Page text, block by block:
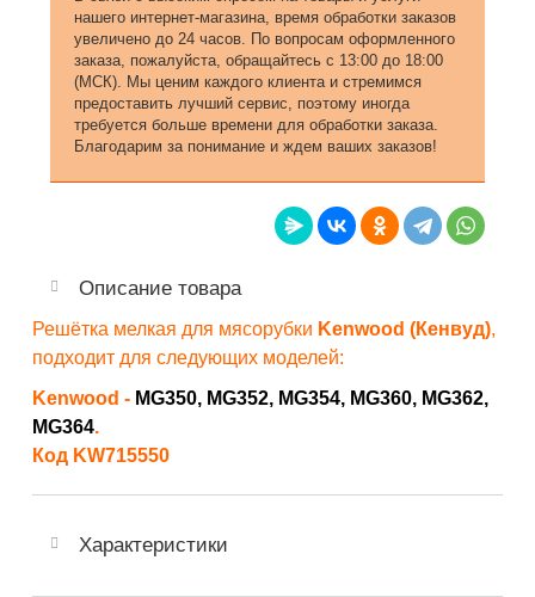
нашего интернет-магазина, время обработки заказов
увеличено до 24 часов. По вопросам оформленного
заказа, пожалуйста, обращайтесь с 13:00 до 18:00
(МСК). Мы ценим каждого клиента и стремимся
предоставить лучший сервис, поэтому иногда
требуется больше времени для обработки заказа.
Благодарим за понимание и ждем ваших заказов!
Описание товара
Решётка мелкая для мясорубки Kenwood (Кенвуд),
подходит для следующих моделей:
Kenwood - MG350, MG352, MG354, MG360, MG362,
MG364.
Код KW715550
Характеристики